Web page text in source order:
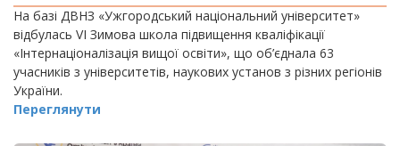
На базі ДВНЗ «Ужгородський національний університет»
відбулась VI Зимова школа підвищення кваліфікації
«Інтернаціоналізація вищої освіти», що об’єднала 63
учасників з університетів, наукових установ з різних регіонів
України.
Переглянути